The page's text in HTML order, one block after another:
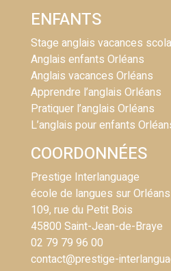
ENFANTS
Stage anglais vacances
Anglais enfants Orléans
Anglais vacances Orléans
Apprendre l’anglais Orléans
Pratiquer l’anglais Orléans
L’anglais pour enfants
COORDONNÉES
Prestige Interlanguage
école de langues sur
109, rue du Petit Bois
45800 Saint-Jean-de-Braye
02 79 79 96 00
contact@prestige-